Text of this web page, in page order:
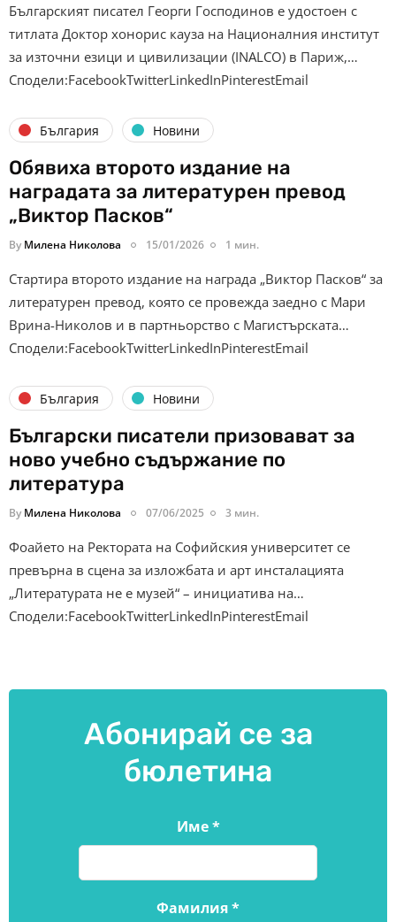
Българският писател Георги Господинов е удостоен с
титлата Доктор хонорис кауза на Националния институт
за източни езици и цивилизации (INALCO) в Париж,…
Сподели:FacebookTwitterLinkedInPinterestEmail
България Новини
Обявиха второто издание на
наградата за литературен превод
„Виктор Пасков“
By Милена Николова 15/01/2026 1 мин.
Стартира второто издание на награда „Виктор Пасков“ за
литературен превод, която се провежда заедно с Мари
Врина-Николов и в партньорство с Магистърската…
Сподели:FacebookTwitterLinkedInPinterestEmail
България Новини
Български писатели призовават за
ново учебно съдържание по
литература
By Милена Николова 07/06/2025 3 мин.
Фоайето на Ректората на Софийския университет се
превърна в сцена за изложбата и арт инсталацията
„Литературата не е музей“ – инициатива на…
Сподели:FacebookTwitterLinkedInPinterestEmail
Абонирай се за
бюлетина
Име*
Фамилия*